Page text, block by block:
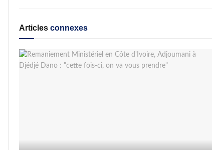
Articles connexes